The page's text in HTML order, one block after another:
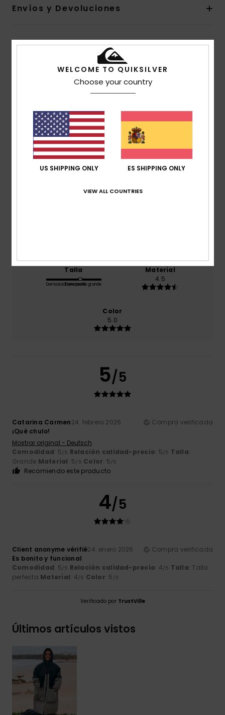
Envíos y Devoluciones
Reseñas de los clientes
Puntuación media
4.5/5
basado en2 reseñas verificadasdesde enero 2026
El 50% de nuestros clientes recomiendan este
Talla
Demasiado pequeño
Demasiado grande
Material
4.5
Color
5.0
5/5
Catarina Carmen24. febrero 2026
Compra verificada
¡Qué chulo!
Mostrar original - Deutsch
Comodidad: 5/5 Relación calidad-precio: 5/5 Talla:
Grande Material: 5/5 Color: 5/5
Recomiendo este producto
4/5
Client anonyme vérifié24. enero 2026
Compra verificada
Es bonito y funcional
Comodidad: 5/5 Relación calidad-precio: 4/5 Talla: Talla
perfecta Material: 4/5 Color: 5 /5
Verificado por TrustVille
Últimos artículos vistos
WELCOME TO QUIKSILVER
Choose your country
US SHIPPING ONLY ES SHIPPING ONLY
VIEW ALL COUNTRIES